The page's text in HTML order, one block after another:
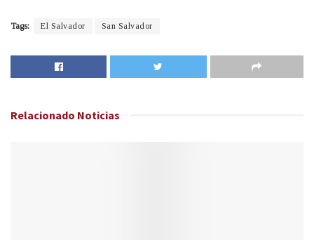
Tags: El Salvador San Salvador
Relacionado Noticias